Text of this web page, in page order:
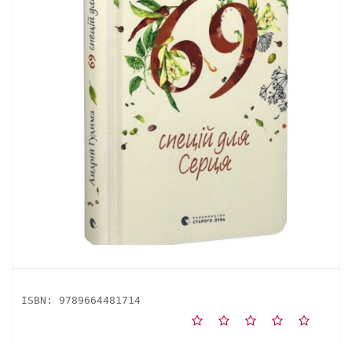
ISBN: 9789664481714